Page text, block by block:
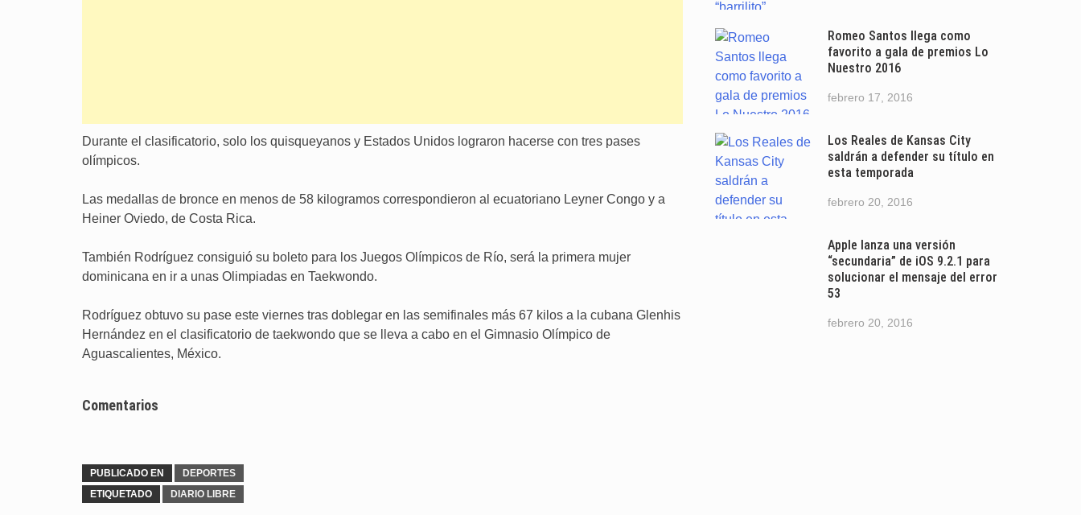
Durante el clasificatorio, solo los quisqueyanos y Estados Unidos lograron hacerse con tres pases
olímpicos.
Las medallas de bronce en menos de 58 kilogramos correspondieron al ecuatoriano Leyner Congo y a
Heiner Oviedo, de Costa Rica.
También Rodríguez consiguió su boleto para los Juegos Olímpicos de Río, será la primera mujer
dominicana en ir a unas Olimpiadas en Taekwondo.
Rodríguez obtuvo su pase este viernes tras doblegar en las semifinales más 67 kilos a la cubana Glenhis
Hernández en el clasificatorio de taekwondo que se lleva a cabo en el Gimnasio Olímpico de
Aguascalientes, México.
Comentarios
PUBLICADO EN
DEPORTES
ETIQUETADO
DIARIO LIBRE
Romeo Santos llega como
favorito a gala de premios Lo
Nuestro 2016
febrero 17, 2016
Los Reales de Kansas City
saldrán a defender su título en
esta temporada
febrero 20, 2016
Apple lanza una versión
“secundaria” de iOS 9.2.1 para
solucionar el mensaje del error
53
febrero 20, 2016